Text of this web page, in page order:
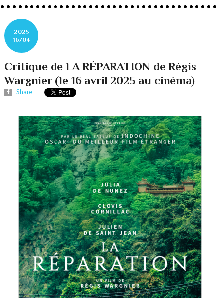
2025
16/04
Critique de LA RÉPARATION de Régis
Wargnier (le 16 avril 2025 au cinéma)
Share